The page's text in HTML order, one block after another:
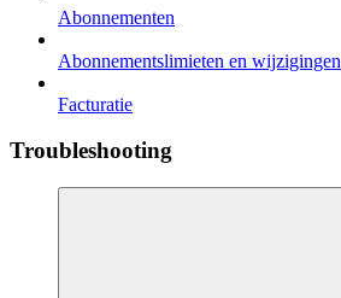
Abonnementen
Abonnementslimieten en wijzigingen
Facturatie
Troubleshooting